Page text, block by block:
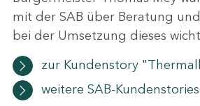
mit der SAB über Beratung
bei der Umsetzung dieses
zur Kundenstory
weitere SAB-Kundenstories